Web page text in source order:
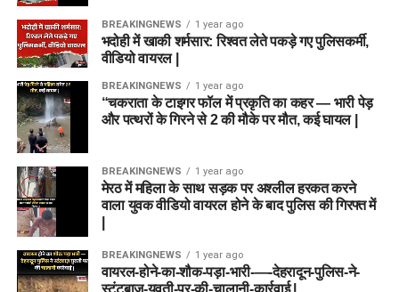
BREAKINGNEWS 1 year ago
भदोही में खाकी शर्मसार: रिश्वत लेते पकड़े गए पुलिसकर्मी,
वीडियो वायरल |
BREAKINGNEWS 1 year ago
“चकराता के टाइगर फॉल में प्रकृति का कहर — भारी पेड़
और पत्थरों के गिरने से 2 की मौके पर मौत, कई घायल |
BREAKINGNEWS 1 year ago
मेरठ में महिला के साथ सड़क पर अश्लील हरकत करने
वाला युवक वीडियो वायरल होने के बाद पुलिस की गिरफ्त में
BREAKINGNEWS 1 year ago
वायरल-होने-का-शौक-पड़ा-भारी-—-देहरादून-पुलिस-ने-